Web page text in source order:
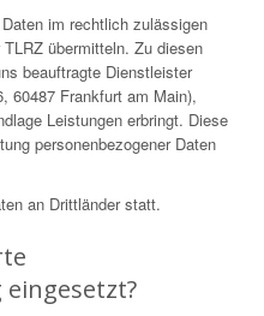
im rechtlich zulässigen
übermitteln. Zu diesen
beauftragte Dienstleister
60487 Frankfurt am Main),
Leistungen erbringt. Diese
personenbezogener Daten
an Drittländer statt.